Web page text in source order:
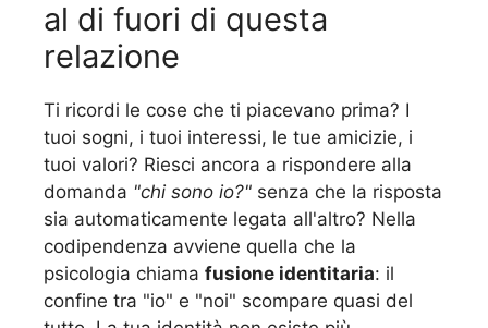
al di fuori di questa
relazione
Ti ricordi le cose che ti piacevano prima? I
tuoi sogni, i tuoi interessi, le tue amicizie, i
tuoi valori? Riesci ancora a rispondere alla
domanda "chi sono io?" senza che la risposta
sia automaticamente legata all'altro? Nella
codipendenza avviene quella che la
psicologia chiama fusione identitaria: il
confine tra "io" e "noi" scompare quasi del